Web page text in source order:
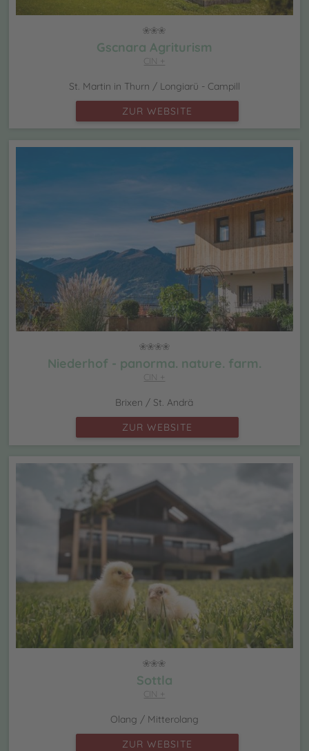
Gscnara Agriturism
CIN +
St. Martin in Thurn / Longiarü - Campill
ZUR WEBSITE
Niederhof - panorma. nature. farm.
CIN +
Brixen / St. Andrä
ZUR WEBSITE
Sottla
CIN +
Olang / Mitterolang
ZUR WEBSITE